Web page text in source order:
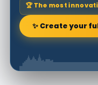
🏆 The most
✨ Create your